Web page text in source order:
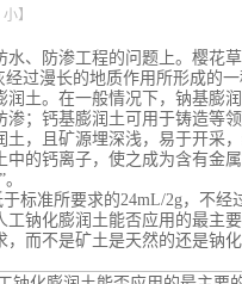
小】
、防渗工程的问题上。樱花
过漫长的地质作用所形成的
土。在一般情况下，钠基膨
；钙基膨润土可用于铸造等
，且矿源埋深浅，易于开采
的钙离子，使之成为含有金
标准所要求的24mL/2g，不经
钠化膨润土能否应用的最主
而不是矿土是天然的还是钠